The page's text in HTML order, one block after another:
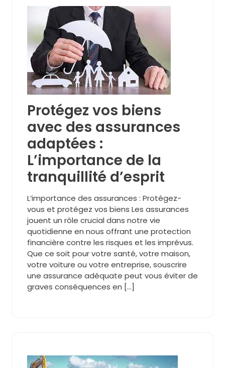
Protégez vos biens
avec des assurances
adaptées :
L’importance de la
tranquillité d’esprit
L’importance des assurances : Protégez-
vous et protégez vos biens Les assurances
jouent un rôle crucial dans notre vie
quotidienne en nous offrant une protection
financière contre les risques et les imprévus.
Que ce soit pour votre santé, votre maison,
votre voiture ou votre entreprise, souscrire
une assurance adéquate peut vous éviter de
graves conséquences en […]